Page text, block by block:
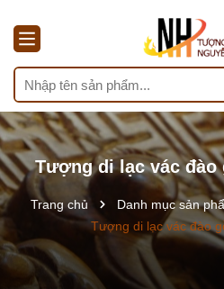
Tượng di lạc vác đào
Trang chủ
Danh mục sản
Tượng di lạc vác đào